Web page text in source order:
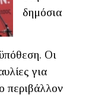
δημόσια
Οι
για
περιβάλλον